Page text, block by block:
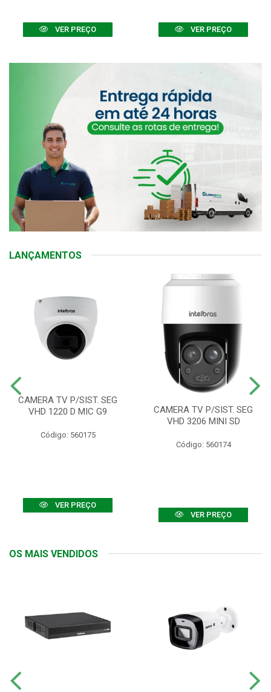
VER PREÇO VER PREÇO
LANÇAMENTOS
CAMERA TV P/SIST. SEG
VHD 1220 D MIC G9
Código: 560175
VER PREÇO
CAMERA TV P/SIST. SEG
VHD 3206 MINI SD
Código: 560174
VER PREÇO
OS MAIS VENDIDOS